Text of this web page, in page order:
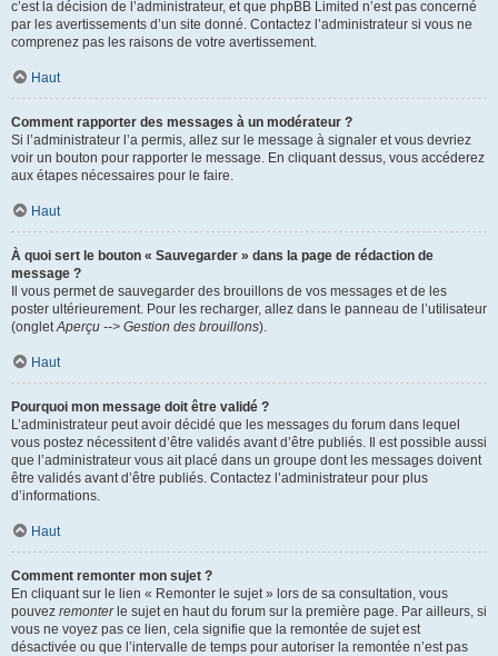
c’est la décision de l’administrateur, et que phpBB Limited n’est pas concerné
par les avertissements d’un site donné. Contactez l’administrateur si vous ne
comprenez pas les raisons de votre avertissement.
Haut
Comment rapporter des messages à un modérateur ?
Si l’administrateur l’a permis, allez sur le message à signaler et vous devriez
voir un bouton pour rapporter le message. En cliquant dessus, vous accéderez
aux étapes nécessaires pour le faire.
Haut
À quoi sert le bouton « Sauvegarder » dans la page de rédaction de
message ?
Il vous permet de sauvegarder des brouillons de vos messages et de les
poster ultérieurement. Pour les recharger, allez dans le panneau de l’utilisateur
(ongletAperçu --> Gestion des brouillons).
Haut
Pourquoi mon message doit être validé ?
L’administrateur peut avoir décidé que les messages du forum dans lequel
vous postez nécessitent d’être validés avant d’être publiés. Il est possible aussi
que l’administrateur vous ait placé dans un groupe dont les messages doivent
être validés avant d’être publiés. Contactez l’administrateur pour plus
d’informations.
Haut
Comment remonter mon sujet ?
En cliquant sur le lien « Remonter le sujet » lors de sa consultation, vous
pouvez remonterle sujet en haut du forum sur la première page. Par ailleurs, si
vous ne voyez pas ce lien, cela signifie que la remontée de sujet est
désactivée ou que l’intervalle de temps pour autoriser la remontée n’est pas